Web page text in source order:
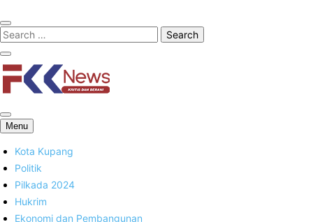
FKK News
Menu
Kota Kupang
Politik
Pilkada 2024
Hukrim
Ekonomi dan Pembangunan